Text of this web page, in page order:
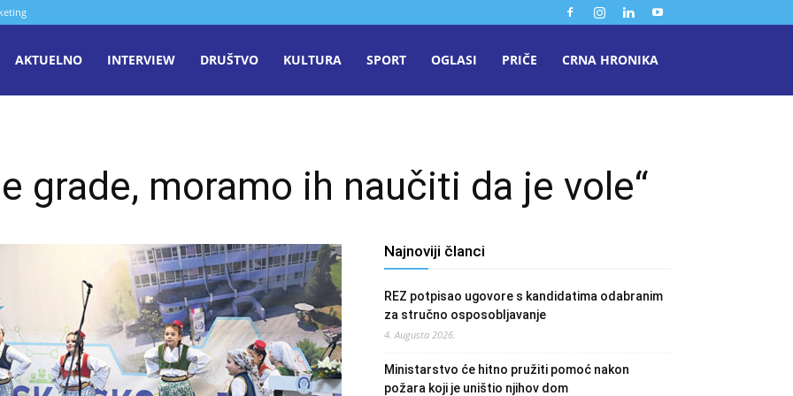
AKTUELNO INTERVIEW DRUŠTVO KULTURA SPORT OGLASI PRIČE CRNA HRONIKA
grade, moramo ih naučiti da je vole“
Najnoviji članci
REZ potpisao ugovore s kandidatima odabranim
za stručno osposobljavanje
4. Augusta 2026.
Ministarstvo će hitno pružiti pomoć nakon
požara koji je uništio njihov dom